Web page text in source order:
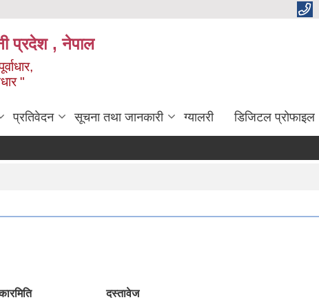
प्रदेश , नेपाल
"
प्रतिवेदन सूचना तथा जानकारी ग्यालरी डिजिटल प्रोफाइल
मिति दस्तावेज